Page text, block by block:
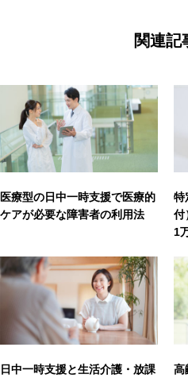
関連記
医療型の日中一時支援で医療的
ケアが必要な障害者の利用法
特
付
1
日中一時支援と生活介護・放課 高